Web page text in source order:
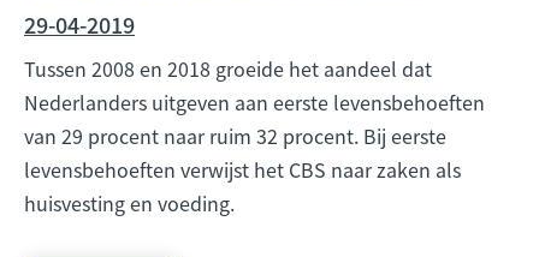
29-04-2019
Tussen 2008 en 2018 groeide het aandeel dat
Nederlanders uitgeven aan eerste levensbehoeften
van 29 procent naar ruim 32 procent. Bij eerste
levensbehoeften verwijst het CBS naar zaken als
huisvesting en voeding.